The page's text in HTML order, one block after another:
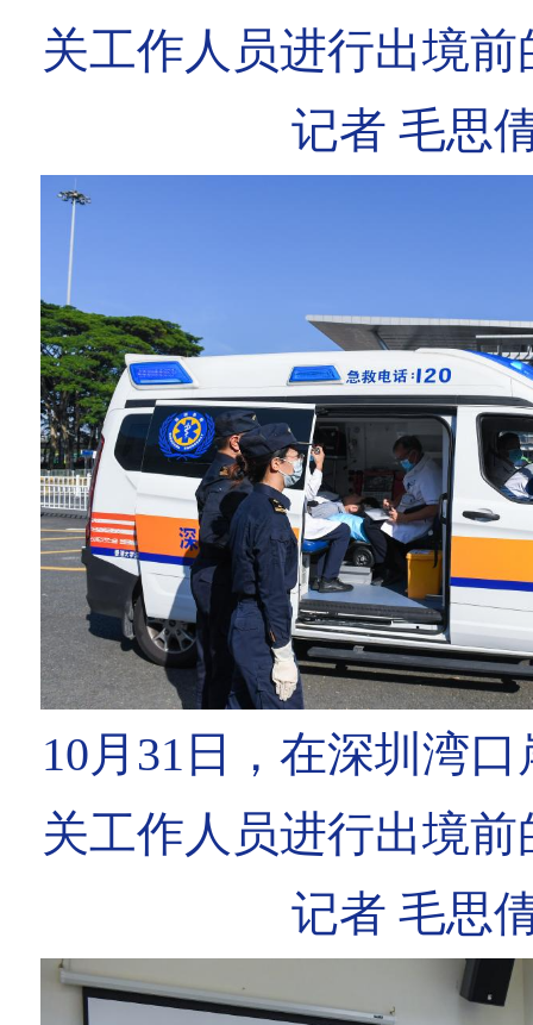
关工作人员进行出境
记者 毛思
10月31日，在深圳湾
关工作人员进行出境
记者 毛思